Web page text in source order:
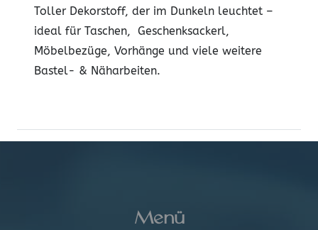
Toller Dekorstoff, der im Dunkeln leuchtet –
ideal für Taschen, Geschenksackerl,
Möbelbezüge, Vorhänge und viele weitere
Bastel- & Näharbeiten.
Menü